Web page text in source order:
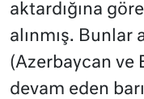
aktardığına
alınmış. Bunlar
(Azerbaycan ve
devam eden